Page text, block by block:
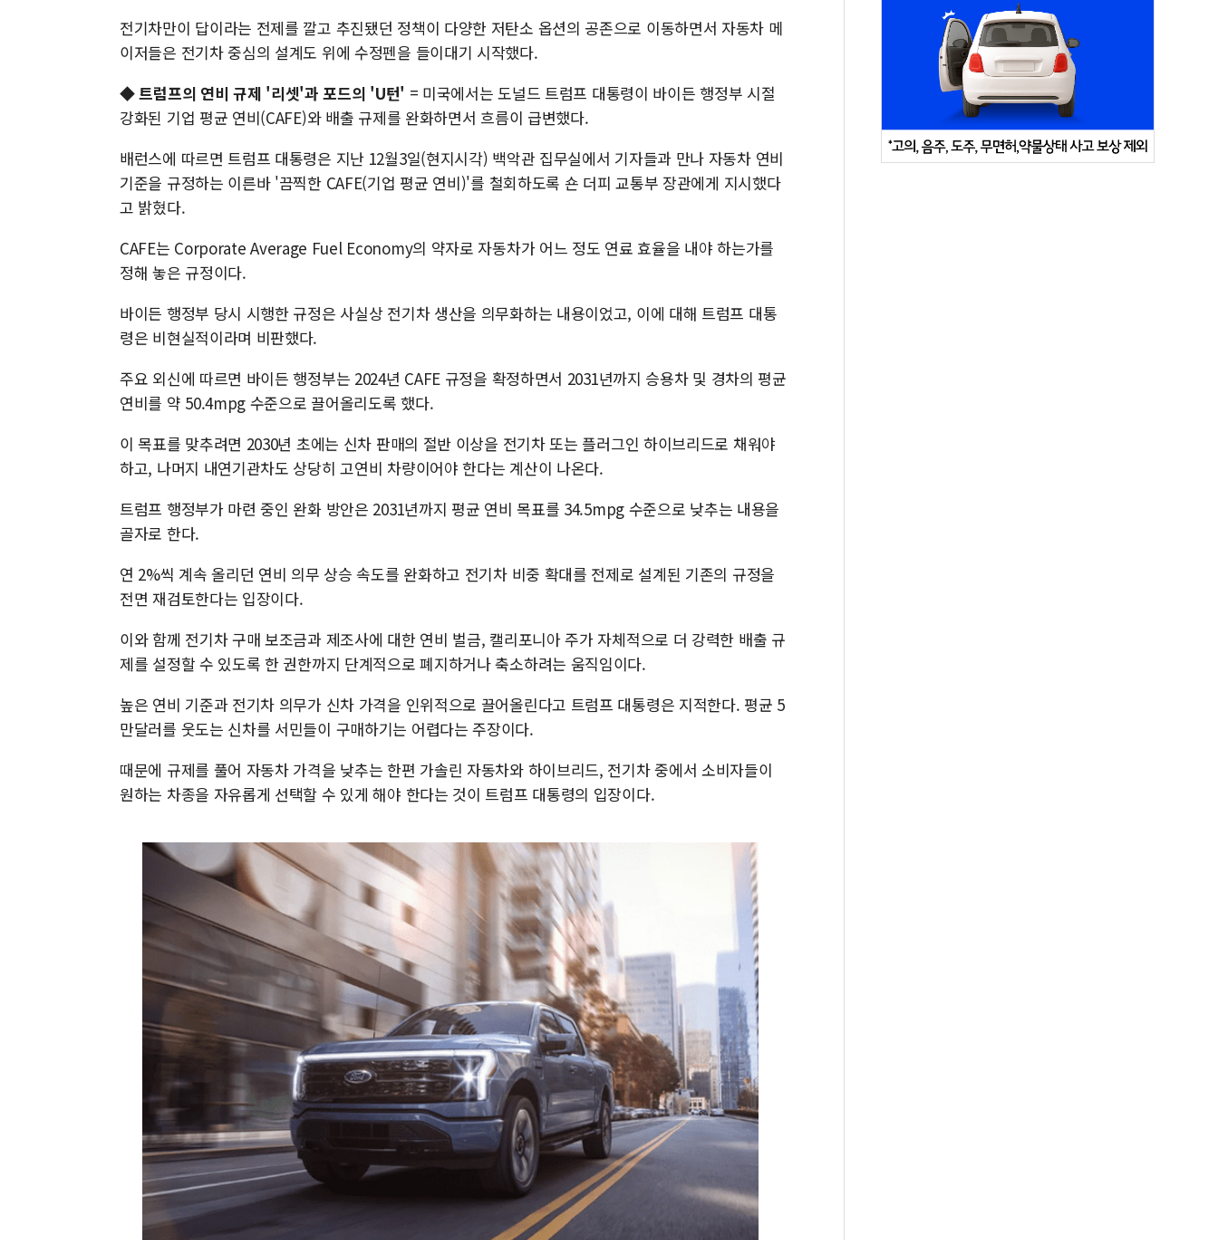
전기차만이 답이라는 전제를 깔고 추진됐던 정책이 다양한 저탄소 옵션의 공존으로 이동하면서 자동차 메
이저들은 전기차 중심의 설계도 위에 수정펜을 들이대기 시작했다.
◆트럼프의 연비 규제 '리셋'과 포드의 'U턴' = 미국에서는 도널드 트럼프 대통령이 바이든 행정부 시절
강화된 기업 평균 연비(CAFE)와 배출 규제를 완화하면서 흐름이 급변했다.
배런스에 따르면 트럼프 대통령은 지난 12월3일(현지시각) 백악관 집무실에서 기자들과 만나 자동차 연비
기준을 규정하는 이른바 '끔찍한 CAFE(기업 평균 연비)'를 철회하도록 숀 더피 교통부 장관에게 지시했다
고 밝혔다.
CAFE는 Corporate Average Fuel Economy의 약자로 자동차가 어느 정도 연료 효율을 내야 하는가를
정해 놓은 규정이다.
바이든 행정부 당시 시행한 규정은 사실상 전기차 생산을 의무화하는 내용이었고, 이에 대해 트럼프 대통
령은 비현실적이라며 비판했다.
주요 외신에 따르면 바이든 행정부는 2024년 CAFE 규정을 확정하면서 2031년까지 승용차 및 경차의 평균
연비를 약 50.4mpg 수준으로 끌어올리도록 했다.
이 목표를 맞추려면 2030년 초에는 신차 판매의 절반 이상을 전기차 또는 플러그인 하이브리드로 채워야
하고, 나머지 내연기관차도 상당히 고연비 차량이어야 한다는 계산이 나온다.
트럼프 행정부가 마련 중인 완화 방안은 2031년까지 평균 연비 목표를 34.5mpg 수준으로 낮추는 내용을
골자로 한다.
연 2%씩 계속 올리던 연비 의무 상승 속도를 완화하고 전기차 비중 확대를 전제로 설계된 기존의 규정을
전면 재검토한다는 입장이다.
이와 함께 전기차 구매 보조금과 제조사에 대한 연비 벌금, 캘리포니아 주가 자체적으로 더 강력한 배출 규
제를 설정할 수 있도록 한 권한까지 단계적으로 폐지하거나 축소하려는 움직임이다.
높은 연비 기준과 전기차 의무가 신차 가격을 인위적으로 끌어올린다고 트럼프 대통령은 지적한다. 평균 5
만달러를 웃도는 신차를 서민들이 구매하기는 어렵다는 주장이다.
때문에 규제를 풀어 자동차 가격을 낮추는 한편 가솔린 자동차와 하이브리드, 전기차 중에서 소비자들이
원하는 차종을 자유롭게 선택할 수 있게 해야 한다는 것이 트럼프 대통령의 입장이다.